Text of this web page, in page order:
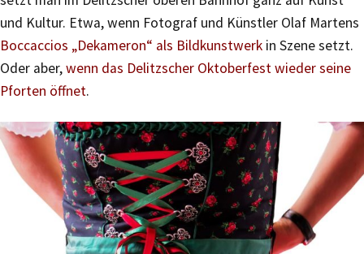
und Kultur. Etwa, wenn Fotograf und Künstler Olaf Martens
Boccaccios „Dekameron“ als Bildkunstwerk in Szene setzt.
Oder aber,wenn das Delitzscher Oktoberfest wieder seine
Pforten öffnet.